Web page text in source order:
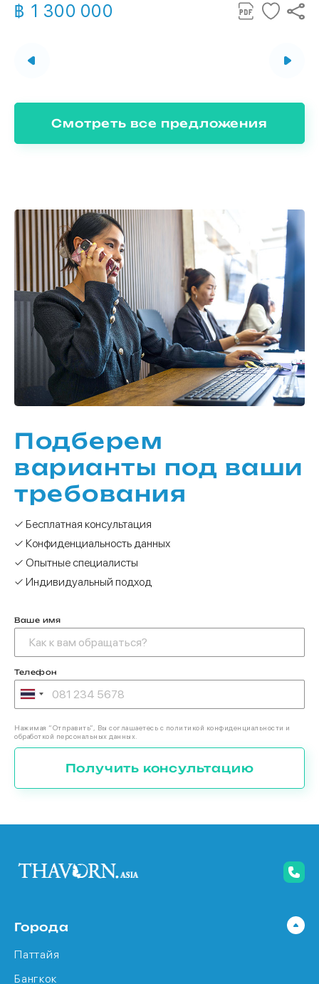
฿ 1 300 000
Смотреть все предложения
Подберем
варианты под ваши
требования
✓ Бесплатная консультация
✓ Конфиденциальность данных
✓ Опытные специалисты
✓ Индивидуальный подход
Ваше имя
Телефон
Нажимая “Отправить”, Вы соглашаетесь с политикой конфиденциальности и
обработкой персональных данных.
Получить консультацию
Города
Паттайя
Бангкок